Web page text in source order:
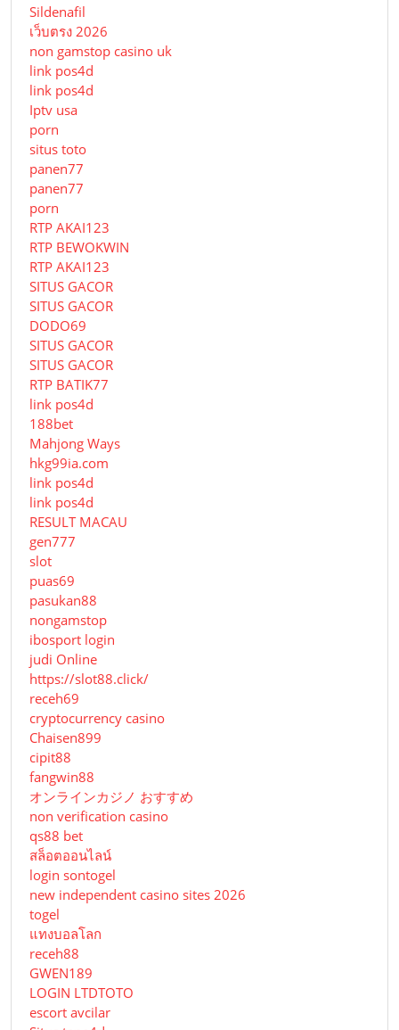
Sildenafil
เว็บตรง 2026
non gamstop casino uk
link pos4d
link pos4d
Iptv usa
porn
situs toto
panen77
panen77
porn
RTP AKAI123
RTP BEWOKWIN
RTP AKAI123
SITUS GACOR
SITUS GACOR
DODO69
SITUS GACOR
SITUS GACOR
RTP BATIK77
link pos4d
188bet
Mahjong Ways
hkg99ia.com
link pos4d
link pos4d
RESULT MACAU
gen777
slot
puas69
pasukan88
nongamstop
ibosport login
judi Online
https://slot88.click/
receh69
cryptocurrency casino
Chaisen899
cipit88
fangwin88
オンラインカジノ おすすめ
non verification casino
qs88 bet
สล็อตออนไลน์
login sontogel
new independent casino sites 2026
togel
แทงบอลโลก
receh88
GWEN189
LOGIN LTDTOTO
escort avcilar